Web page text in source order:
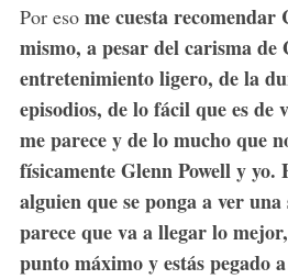
Por esome cuesta recomendar
mismo, a pesar del carisma de
entretenimiento ligero, de la
episodios, de lo fácil que es de
me parece y de lo mucho que
físicamente Glenn Powell y
alguien que se ponga a ver
parece que va a llegar lo
punto máximo y estás pegado